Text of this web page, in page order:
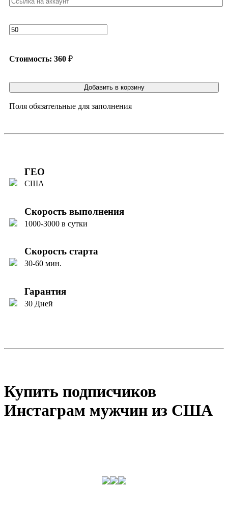
Стоимость: 360 ₽
Добавить в корзину
Поля обязательные для заполнения
ГЕО
США
Скорость выполнения
1000-3000 в сутки
Скорость старта
30-60 мин.
Гарантия
30 Дней
Купить подписчиков
Инстаграм мужчин из США